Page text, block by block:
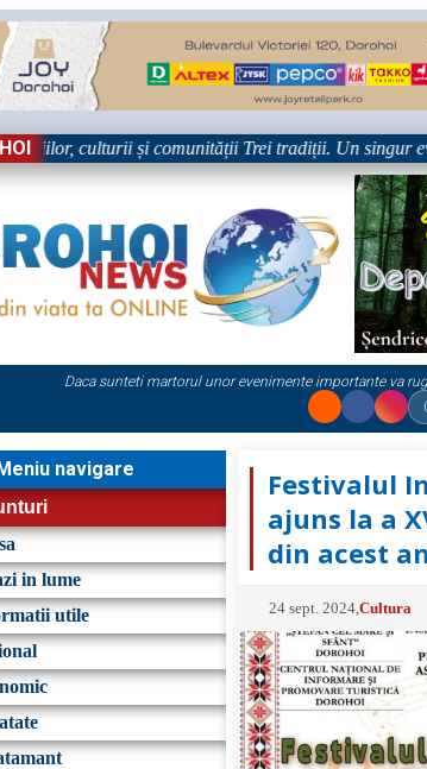
culturii și comunității Trei tradiții. Un singur
Daca sunteti martorul unor evenimente importante va
navigare
in lume
utile
Festivalul
ajuns la a
din acest
24 sept. 2024 ,Cultura